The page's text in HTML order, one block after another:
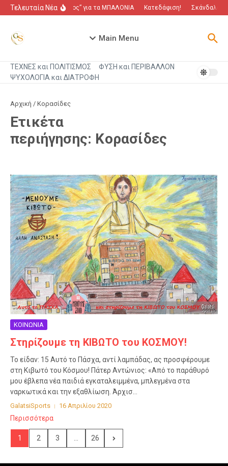
Μετάβαση στο περιεχόμενο
Τελευταία Νέα“Πόλεμος” για τα ΜΠΑΛΟΝΙΑ Κατεδάφιση! Σκάνδαλο
Main Menu
ΤΕΧΝΕΣ και ΠΟΛΙΤΙΣΜΟΣ
ΦΥΣΗ και ΠΕΡΙΒΑΛΛΟΝ
ΨΥΧΟΛΟΓΙΑ και ΔΙΑΤΡΟΦΗ
Αρχική / Κορασίδες
Ετικέτα
περιήγησης: Κορασίδες
ΚΟΙΝΩΝΙΑ
Στηρίζουμε τη ΚΙΒΩΤΟ του ΚΟΣΜΟΥ!
Το είδαν: 15 Αυτό το Πάσχα, αντί λαμπάδας, ας προσφέρουμε
στη Κιβωτό του Κόσμου! Πάτερ Αντώνιος: «Από το παράθυρό
μου έβλεπα νέα παιδιά εγκαταλειμμένα, μπλεγμένα στα
ναρκωτικά και την εξαθλίωση. Άρχισ...
GalatsiSports 16 Απριλίου 2020
Περισσότερα
1 2 3 ... 26